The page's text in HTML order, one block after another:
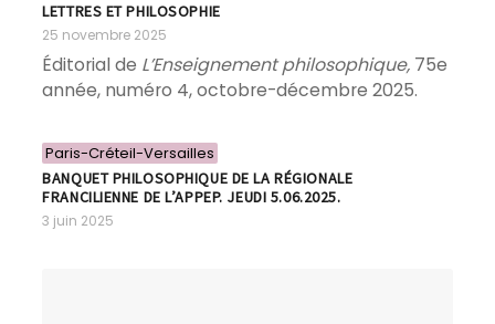
LETTRES ET PHILOSOPHIE
25 novembre 2025
Éditorial de L’Enseignement philosophique, 75e
année, numéro 4, octobre-décembre 2025.
Paris-Créteil-Versailles
BANQUET PHILOSOPHIQUE DE LA RÉGIONALE
FRANCILIENNE DE L’APPEP. JEUDI 5.06.2025.
3 juin 2025